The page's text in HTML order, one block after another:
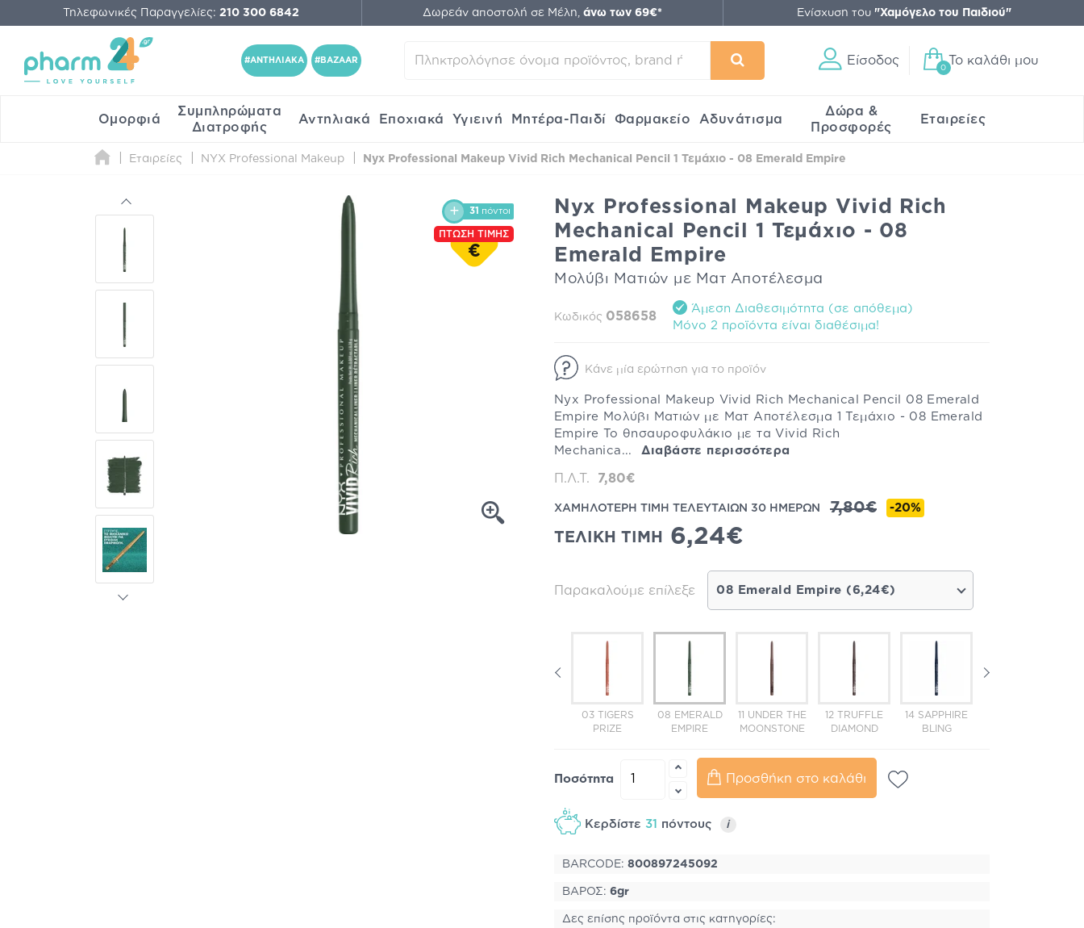
Τηλεφωνικές Παραγγελίες: 210 300 6842 Δωρεάν αποστολή σε Μέλη, άνω των 69€* Ενίσχυση του "Χαμόγελο του Παιδιού"
#ΑΝΤΗΛΙΑΚΑ #BAZAAR Είσοδος
0
Το καλάθι μου
Ομορφιά
Συμπληρώματα
Διατροφής
Αντηλιακά Εποχιακά Υγιεινή Μητέρα-Παιδί Φαρμακείο Αδυνάτισμα
Δώρα &
Προσφορές
Εταιρείες
Εταιρείες NYX Professional Makeup Nyx Professional Makeup Vivid Rich Mechanical Pencil 1 Τεμάχιο - 08 Emerald Empire
31 πόντοι
ΠΤΩΣΗ ΤΙΜΗΣ
€
Nyx Professional Makeup Vivid Rich
Mechanical Pencil 1 Τεμάχιο - 08
Emerald Empire
Μολύβι Ματιών με Ματ Αποτέλεσμα
Κωδικός 058658
Άμεση Διαθεσιμότητα (σε απόθεμα)
Mόνο 2 προϊόντα είναι διαθέσιμα!
Κάνε μία ερώτηση για το προϊόν
Nyx Professional Makeup Vivid Rich Mechanical Pencil 08 Emerald
Empire Μολύβι Ματιών με Ματ Αποτέλεσμα 1 Τεμάχιο - 08 Emerald
Empire Το θησαυροφυλάκιο με τα Vivid Rich
Mechanica... Διαβάστε περισσότερα
Π.Λ.Τ. 7,80€
ΧΑΜΗΛΟΤΕΡΗ ΤΙΜΗ ΤΕΛΕΥΤΑΙΩΝ 30 ΗΜΕΡΩΝ 7,80€ -20%
ΤΕΛΙΚΗ ΤΙΜΗ 6,24€
Παρακαλούμε επίλεξε 08 Emerald Empire (6,24€)
03 TIGERS
PRIZE
08 EMERALD
EMPIRE
11 UNDER THE
MOONSTONE
12 TRUFFLE
DIAMOND
14 SAPPHIRE
BLING
Ποσότητα Προσθήκη στο καλάθι
Κερδίστε 31 πόντους i
BARCODE: 800897245092
ΒΑΡΟΣ: 6gr
Δες επίσης προϊόντα στις κατηγορίες: